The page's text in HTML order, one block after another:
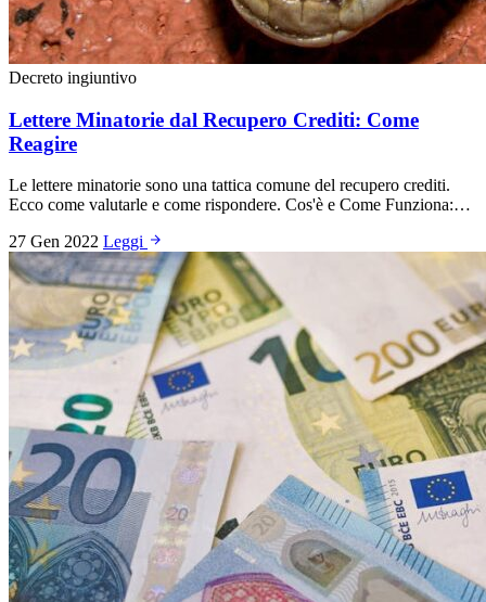
Decreto ingiuntivo
Lettere Minatorie dal Recupero Crediti: Come
Reagire
Le lettere minatorie sono una tattica comune del recupero crediti.
Ecco come valutarle e come rispondere. Cos'è e Come Funziona:…
27 Gen 2022 Leggi